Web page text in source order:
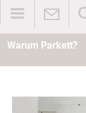
Warum Parkett?